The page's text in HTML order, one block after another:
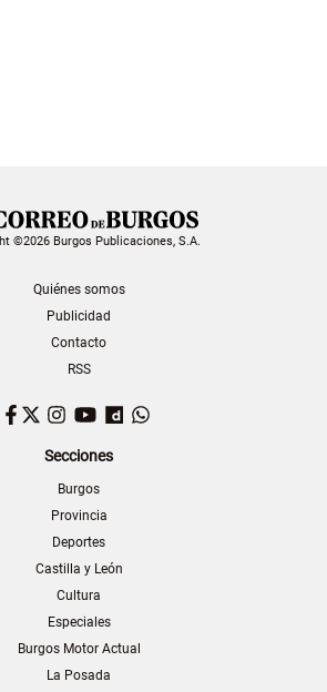
©2026 Burgos Publicaciones, S.A.
Quiénes somos
Publicidad
Contacto
RSS
Facebook
TwitterInstagram
YouTubeDailymotion
Secciones
Burgos
Provincia
Deportes
Castilla y León
Cultura
Especiales
Burgos Motor Actual
La Posada